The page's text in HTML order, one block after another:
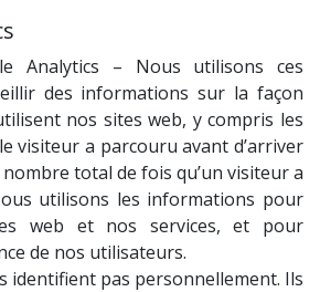
Analytics – Nous utilisons ces
des informations sur la façon
nos sites web, y compris les
visiteur a parcouru avant d’arriver
total de fois qu’un visiteur a
utilisons les informations pour
web et nos services, et pour
de nos utilisateurs.
identifient pas personnellement. Ils